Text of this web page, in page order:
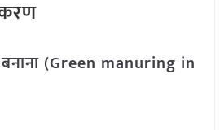
(Green manuring in